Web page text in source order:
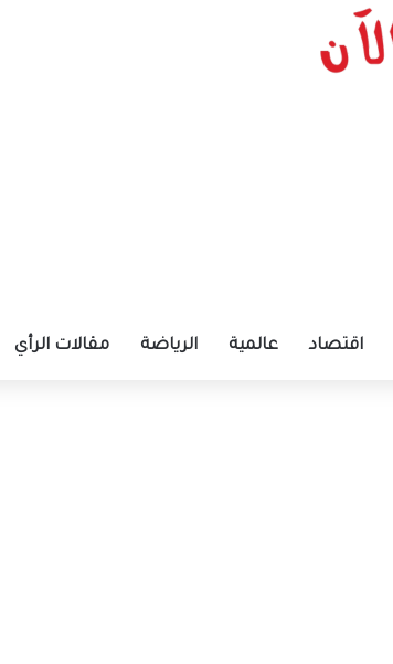
اقتصاد عالمية الرياضة مقالات الرأي